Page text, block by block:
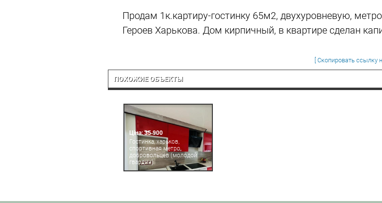
Продам 1к.картиру-гостинку 65м2, двухуровневую,
Героев Харькова. Дом кирпичный, в квартире сделан
[ Скопировать ссылку
ПОХОЖИЕ ОБЪЕКТЫ
Ціна: 35 900
Гостинка, харьков,
спортивная метро,
добровольцев (молодой
гвардии)